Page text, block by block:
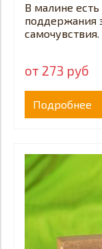
В малине
поддержания
от 273 руб
Подробнее